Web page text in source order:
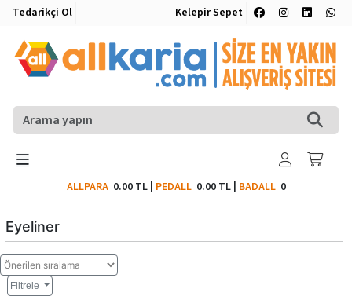
Tedarikçi Ol Kelepir Sepet
ALLPARA 0.00 TL| PEDALL 0.00 TL| BADALL0
Eyeliner
Filtrele